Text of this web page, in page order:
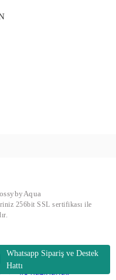
Whatsapp Sipariş ve Destek
Hattı
256bit SSL sertifikası ile